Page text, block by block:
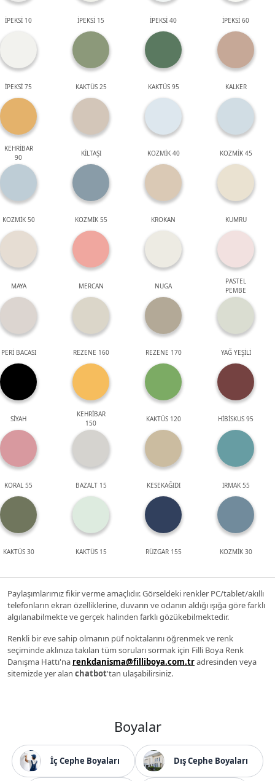
İPEKSİ 10 İPEKSİ 15 İPEKSİ 40 İPEKSİ 60
İPEKSİ 75 KAKTÜS 25 KAKTÜS 95 KALKER
KEHRİBAR
90
KİLTAŞI KOZMİK 40 KOZMİK 45
KOZMİK 50 KOZMİK 55 KROKAN KUMRU
MAYA MERCAN NUGA
PASTEL
PEMBE
PERİ BACASI REZENE 160 REZENE 170 YAĞ YEŞİLİ
SİYAH
KEHRİBAR
150
KAKTÜS 120 HİBİSKUS 95
KORAL 55 BAZALT 15 KESEKAĞIDI IRMAK 55
KAKTÜS 30 KAKTÜS 15 RÜZGAR 155 KOZMİK 30
Paylaşımlarımız fikir verme amaçlıdır. Görseldeki renkler PC/tablet/akıllı
telefonların ekran özelliklerine, duvarın ve odanın aldığı ışığa göre farklı
algılanabilmekte ve gerçek halinden farklı gözükebilmektedir.
Renkli bir eve sahip olmanın püf noktalarını öğrenmek ve renk
seçiminde aklınıza takılan tüm soruları sormak için Filli Boya Renk
Danışma Hattı'na renkdanisma@filliboya.com.tradresinden veya
sitemizde yer alan chatbot'tan ulaşabilirsiniz.
Boyalar
İç Cephe Boyaları Dış Cephe Boyaları